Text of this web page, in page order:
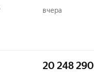
вчера
20 248 290